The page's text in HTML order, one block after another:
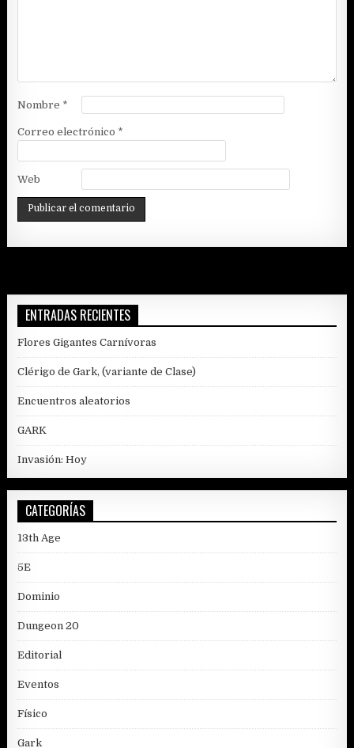
Nombre *
Correo electrónico *
Web
ENTRADAS RECIENTES
Flores Gigantes Carnívoras
Clérigo de Gark, (variante de Clase)
Encuentros aleatorios
GARK
Invasión: Hoy
CATEGORÍAS
13th Age
5E
Dominio
Dungeon 20
Editorial
Eventos
Físico
Gark